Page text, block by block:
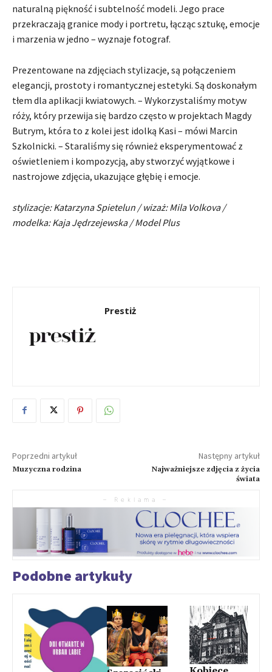
naturalną piękność i subtelność modeli. Jego prace
przekraczają granice mody i portretu, łącząc sztukę, emocje
i marzenia w jedno – wyznaje fotograf.
Prezentowane na zdjęciach stylizacje, są połączeniem
elegancji, prostoty i romantycznej estetyki. Są doskonałym
tłem dla aplikacji kwiatowych. – Wykorzystaliśmy motyw
róży, który przewija się bardzo często w projektach Magdy
Butrym, która to z kolei jest idolką Kasi – mówi Marcin
Szkolnicki. – Staraliśmy się również eksperymentować z
oświetleniem i kompozycją, aby stworzyć wyjątkowe i
nastrojowe zdjęcia, ukazujące głębię i emocje.
stylizacje: Katarzyna Spietelun / wizaż: Mila Volkova /
modelka: Kaja Jędrzejewska / Model Plus
Prestiż
Poprzedni artykuł
Muzyczna rodzina
Następny artykuł
Najważniejsze zdjęcia z życia
świata
– Reklama –
Podobne artykuły